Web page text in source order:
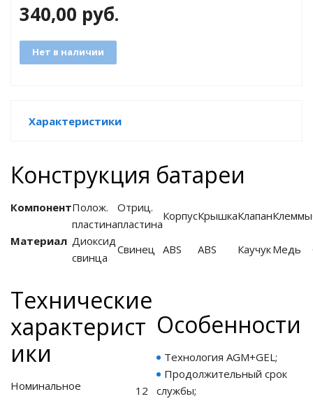
от грозовых
Delta
для газовых и
отопления
питания
котла
340,00 руб.
Нет в наличии
Характеристики
Конструкция батареи
КомпонентПолож.
пластина
Отриц.
пластина
КорпусКрышкаКлапанКлеммы
Материал Диоксид
свинца
Свинец ABS ABS КаучукМедь
Технические
характерист
ики
Номинальное
12
Особенности
Технология AGM+GEL;
Продолжительный срок
службы;